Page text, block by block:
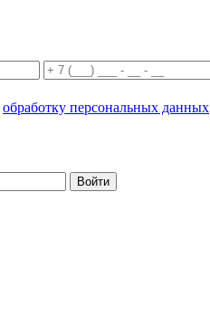
обработку персональных данных
Войти